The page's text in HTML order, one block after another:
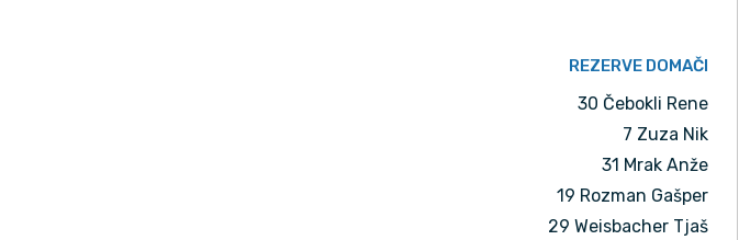
REZERVE DOMAČI
30 Čebokli Rene
7 Zuza Nik
31 Mrak Anže
19 Rozman Gašper
29 Weisbacher Tjaš